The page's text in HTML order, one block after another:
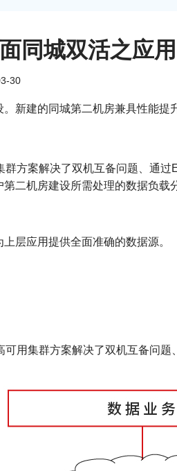
同城双活之应用
30
新建的同城第二机房兼具性能提
方案解决了双机互备问题、通
二机房建设所需处理的数据负载
层应用提供全面准确的数据源。
用集群方案解决了双机互备问